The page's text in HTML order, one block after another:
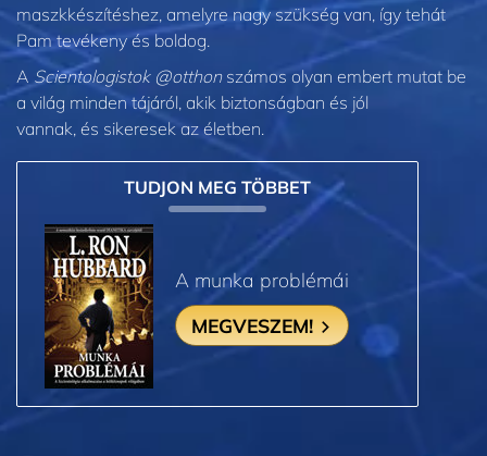
maszkkészítéshez, amelyre nagy szükség van, így tehát
Pam tevékeny és boldog.
A Scientologistok @otthonszámos olyan embert mutat be
a világ minden tájáról, akik biztonságban és jól
vannak, és sikeresek az életben.
TUDJON MEG TÖBBET
A munka problémái
MEGVESZEM!